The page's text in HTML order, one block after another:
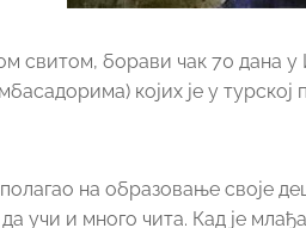
свитом, борави чак 70 дана
којих је у
на образовање своје
да учи и много чита. Кад је